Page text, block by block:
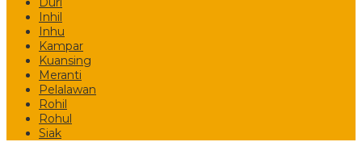
Inhil
Inhu
Kampar
Kuansing
Meranti
Pelalawan
Rohil
Rohul
Siak